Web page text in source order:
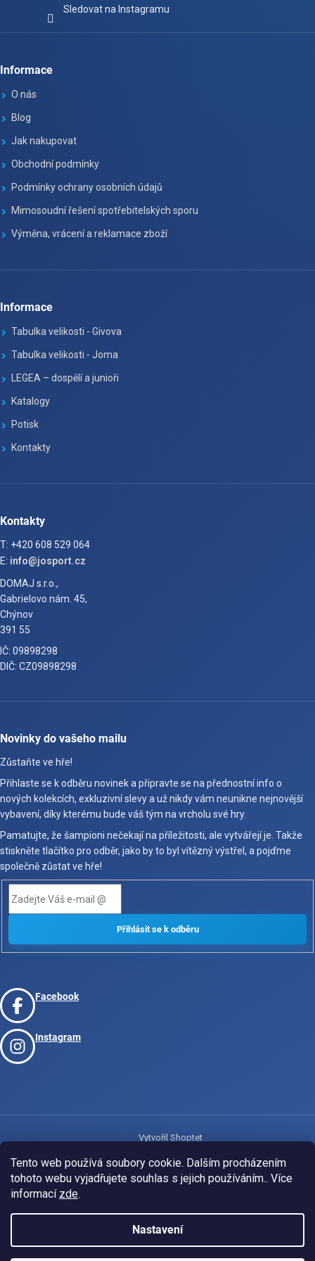
Tento web používá soubory cookie. Dalším procházením
tohoto webu vyjadřujete souhlas s jejich používáním.. Více
informací zde.
Nastavení
Sledovat na Instagramu
Informace
O nás
Blog
Jak nakupovat
Obchodní podmínky
Podmínky ochrany osobních údajů
Mimosoudní řešení spotřebitelských sporu
Výměna, vrácení a reklamace zboží
Informace
Tabulka velikosti - Givova
Tabulka velikosti - Joma
LEGEA – dospělí a junioři
Katalogy
Potisk
Kontakty
Kontakty
T: +420 608 529 064
E: info@josport.cz
DOMAJ s.r.o.,
Gabrielovo nám. 45,
Chýnov
391 55
IČ: 09898298
DIČ: CZ09898298
Novinky do vašeho mailu
Zůstaňte ve hře!
Přihlaste se k odběru novinek a připravte se na přednostní info o
nových kolekcích, exkluzivní slevy a už nikdy vám neunikne nejnovější
vybavení, díky kterému bude váš tým na vrcholu své hry.
Pamatujte, že šampioni nečekají na příležitosti, ale vytvářejí je. Takže
stiskněte tlačítko pro odběr, jako by to byl vítězný výstřel, a pojďme
společně zůstat ve hře!
Facebook
Instagram
Vytvořil Shoptet
Copyright 2026www.josport.cz. Všechna práva vyhrazena.